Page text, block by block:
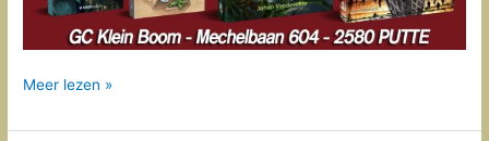
BeLEEF
(1
Meer lezen »